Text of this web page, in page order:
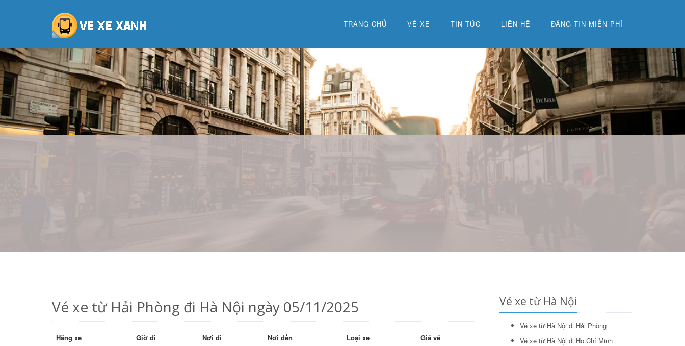
TRANG CHỦ VÉ XE TIN TỨC LIÊN HỆ ĐĂNG TIN MIỄN PHÍ
Tìm kiếm
Vé xe từ Hải Phòng đi Hà Nội ngày 05/11/2025
Hãng xe Giờ đi Nơi đi Nơi đến Loại xe Giá vé
Vé xe từ Hà Nội
Vé xe từ Hà Nội đi Hải Phòng
Vé xe từ Hà Nội đi Hồ Chí Minh